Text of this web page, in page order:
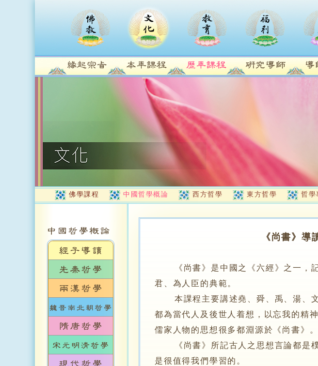
佛學課程 中國哲學概論 西方哲學 東方哲學 哲學
《尚書》導
《尚書》是中國之《六經》之一，
君、為人臣的典範。
本課程主要講述堯、舜、禹、湯、文
都為當代人及後世人着想，以忘我的精
儒家人物的思想很多都淵源於《尚書》。
《尚書》所記古人之思想言論都是樸
是很值得我們學習的。